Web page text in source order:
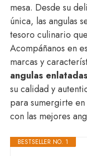
mesa. Desde su
única, las angulas
tesoro culinario
Acompáñanos en
marcas y
angulas enlatadas
su calidad y
para sumergirte
con las mejores
BESTSELLER NO. 1